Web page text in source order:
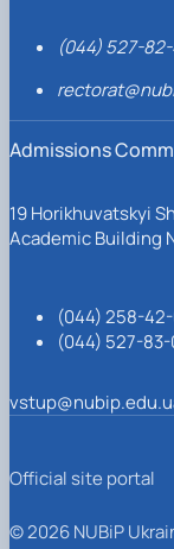
(044) 527-
Admissions
19 Horikhuvatskyi
Academic Building
(044) 258-
(044) 527-
Official site portal
© 2026 NUBiP